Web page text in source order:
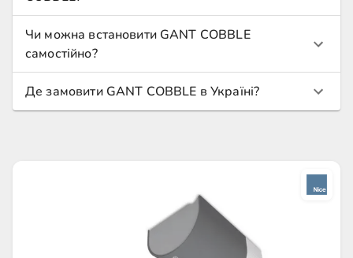
Чи можна встановити GANT COBBLE
самостійно?
Де замовити GANT COBBLE в Україні?